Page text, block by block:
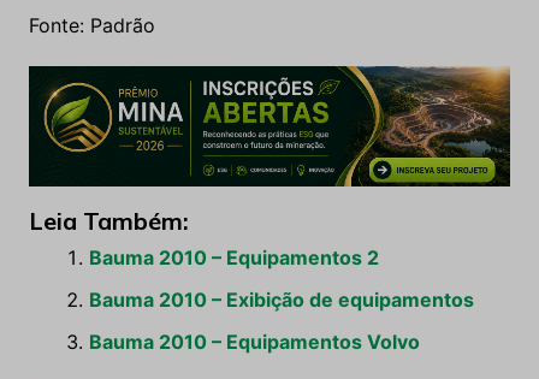
Fonte: Padrão
Leia Também:
Bauma 2010 – Equipamentos 2
Bauma 2010 – Exibição de equipamentos
Bauma 2010 – Equipamentos Volvo